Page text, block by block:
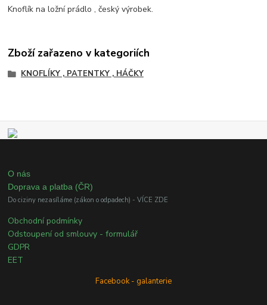
Knoflík na ložní prádlo , český výrobek.
Zboží zařazeno v kategoriích
KNOFLÍKY , PATENTKY , HÁČKY
O nás
Doprava a platba (ČR)
Do ciziny nezasíláme (zákon o odpadech) - VÍCE ZDE
Obchodní podmínky
Odstoupení od smlouvy - formulář
GDPR
EET
Facebook - galanterie